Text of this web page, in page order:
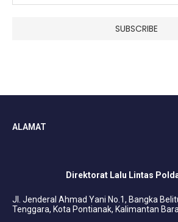
ALAMAT
Direktorat Lalu Lintas
Jl. Jenderal Ahmad Yani No.1, Bangka
Tenggara, Kota Pontianak, Kalimantan